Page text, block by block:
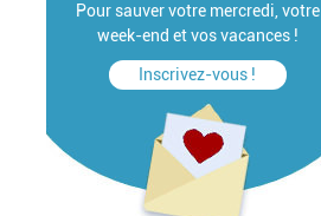
Pour sauver votre mercredi, votre
week-end et vos vacances !
Inscrivez-vous !